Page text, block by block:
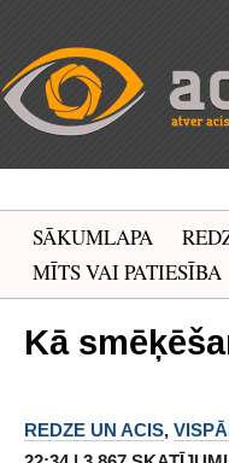
SĀKUMLAPA
MĪTS VAI PATIESĪBA
Kā
REDZE UN ACIS,